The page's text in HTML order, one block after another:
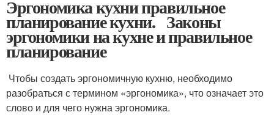
Эргономика кухни правильное
планирование кухни. Законы
эргономики на кухне и правильное
планирование
Чтобы создать эргономичную кухню, необходимо
разобраться с термином «эргономика», что означает это
слово и для чего нужна эргономика.